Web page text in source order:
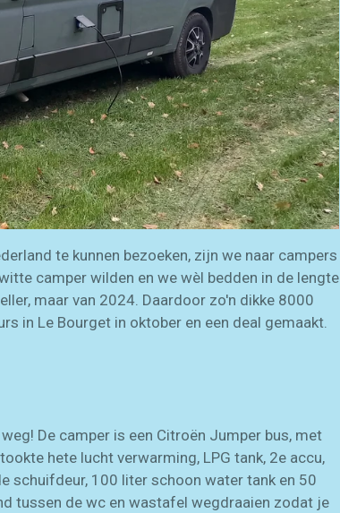
te kunnen bezoeken, zijn we naar campers
camper wilden en we wèl bedden in de lengte
maar van 2024. Daardoor zo'n dikke 8000
in Le Bourget in oktober en een deal gemaakt.
De camper is een Citroën Jumper bus, met
hete lucht verwarming, LPG tank, 2e accu,
schuifdeur, 100 liter schoon water tank en 50
tussen de wc en wastafel wegdraaien zodat je